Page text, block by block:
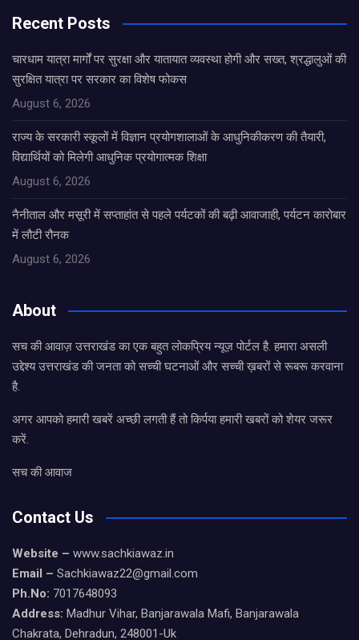
Recent Posts
चारधाम यात्रा मार्गों पर सुरक्षा और यातायात व्यवस्था होगी और सख्त, श्रद्धालुओं की
सुरक्षित यात्रा पर सरकार का विशेष फोकस
August 6, 2026
राज्य के सरकारी स्कूलों में विज्ञान प्रयोगशालाओं के आधुनिकीकरण की तैयारी,
विद्यार्थियों को मिलेगी आधुनिक प्रयोगात्मक शिक्षा
August 6, 2026
नैनीताल और मसूरी में सप्ताहांत से पहले पर्यटकों की बढ़ी आवाजाही, पर्यटन कारोबार
में लौटी रौनक
August 6, 2026
About
सच की आवाज़ उत्तराखंड का एक बहुत लोकप्रिय न्यूज़ पोर्टल है. हमारा असली
उद्देश्य उत्तराखंड की जनता को सच्ची घटनाओं और सच्ची ख़बरों से रूबरू करवाना
है.
अगर आपको हमारी खबरें अच्छी लगती हैं तो किर्पया हमारी खबरों को शेयर जरूर
करें.
सच की आवाज
Contact Us
Website – www.sachkiawaz.in
Email – Sachkiawaz22@gmail.com
Ph.No: 7017648093
Address: Madhur Vihar, Banjarawala Mafi, Banjarawala
Chakrata, Dehradun, 248001-Uk